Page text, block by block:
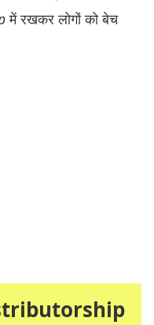
में रखकर लोगों को बेच